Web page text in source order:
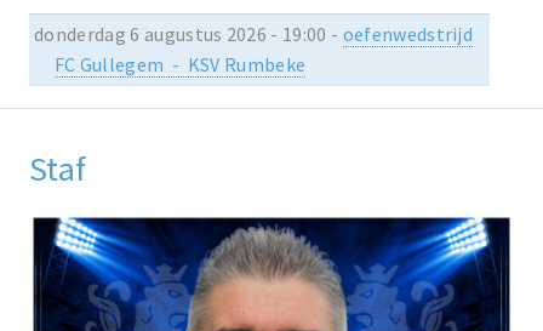
donderdag 6 augustus 2026 - 19:00 - oefenwedstrijd
FC Gullegem - KSV Rumbeke
Staf